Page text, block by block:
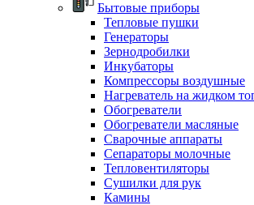
Бытовые приборы
Тепловые пушки
Генераторы
Зернодробилки
Инкубаторы
Компрессоры воздушные
Нагреватель на жидком
Обогреватели
Обогреватели масляные
Сварочные аппараты
Сепараторы молочные
Тепловентиляторы
Сушилки для рук
Камины